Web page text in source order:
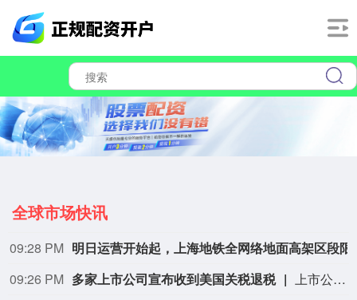
全球市场快讯
09:28 PM
09:26 PM 多家上市公司宣布收到美国关税退税
上市公司公告显示，自7月以来，多家公司宣布已经收到美国关税退税。根据美国最高法院今年2月裁定，《国际紧急经济权力法》不授权总统征收大规模关税。美国国际贸易法院随后下令海关办理相关退款。海关与边境保护局4月20日启动第一阶段退款工作，首批退款于5月11日前后发放。美国海关与边境保护局官员本月4日披露的信息显示，截至7月底，该部门已处理完毕约1000亿美元关税的退款流程并把相关信息提供给财政部用于付款。（中新社）